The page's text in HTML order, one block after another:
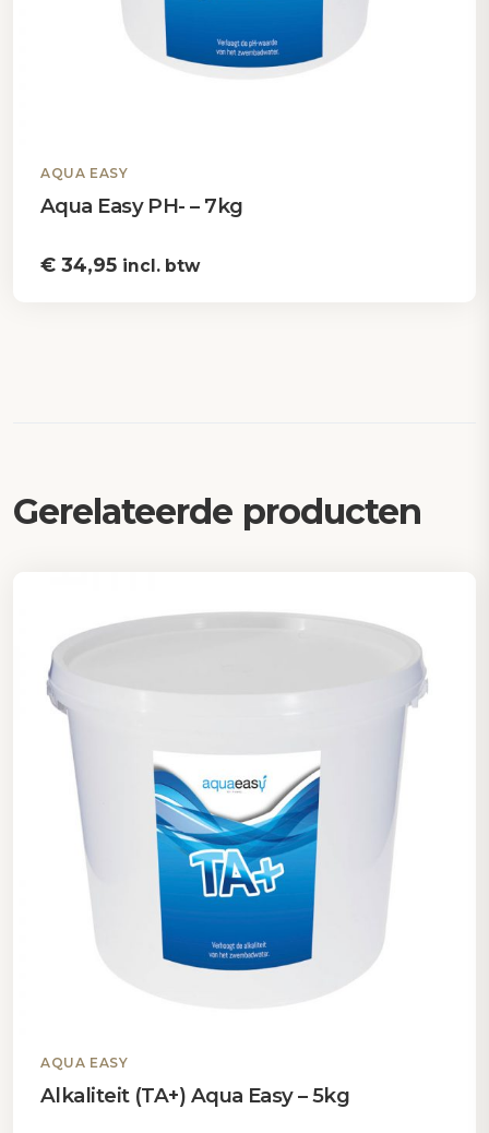
AQUA EASY
Aqua Easy PH- – 7kg
€ 34,95 incl. btw
Gerelateerde producten
AQUA EASY
Alkaliteit (TA+) Aqua Easy – 5kg